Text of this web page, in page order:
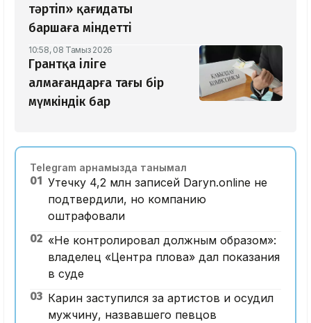
тәртіп» қағидаты
баршаға міндетті
10:58, 08 Тамыз 2026
Грантқа іліге
алмағандарға тағы бір
мүмкіндік бар
Telegram арнамызда танымал
01 Утечку 4,2 млн записей Daryn.online не
подтвердили, но компанию
оштрафовали
02 «Не контролировал должным образом»:
владелец «Центра плова» дал показания
в суде
03 Карин заступился за артистов и осудил
мужчину, назвавшего певцов